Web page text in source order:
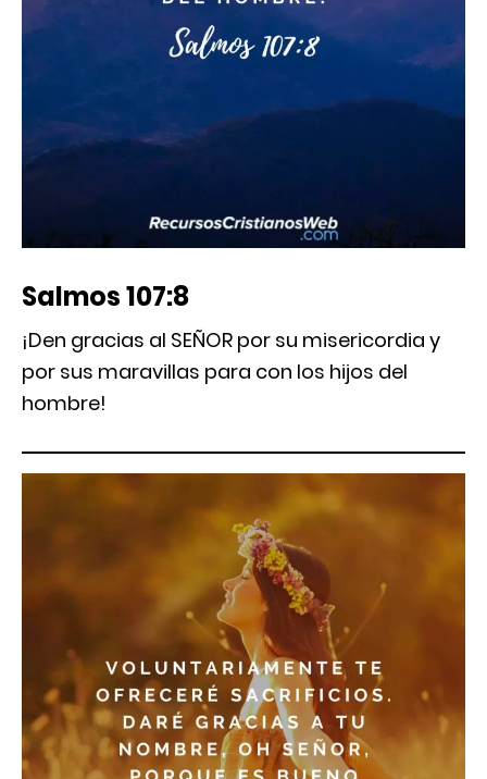
Salmos 107:8
¡Den gracias al SEÑOR por su misericordia y
por sus maravillas para con los hijos del
hombre!